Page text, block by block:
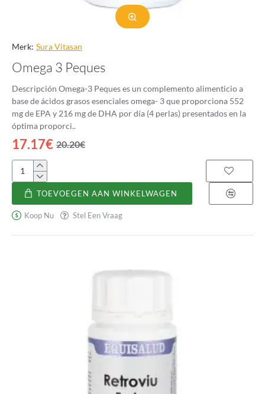
Merk: Sura Vitasan
Omega 3 Peques
Descripción Omega-3 Peques es un complemento alimenticio a
base de ácidos grasos esenciales omega- 3 que proporciona 552
mg de EPA y 216 mg de DHA por día (4 perlas) presentados en la
óptima proporci..
17.17€ 20.20€
Omega
Peques
TOEVOEGEN AAN WINKELWAGEN
Koop Nu Stel Een Vraag